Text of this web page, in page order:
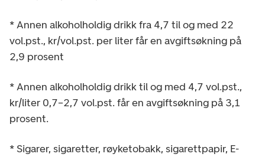
* Annen alkoholholdig drikk fra 4,7 til og med 22
vol.pst., kr/vol.pst. per liter får en avgiftsøkning på
2,9 prosent
* Annen alkoholholdig drikk til og med 4,7 vol.pst.,
kr/liter 0,7–2,7 vol.pst. får en avgiftsøkning på 3,1
prosent.
* Sigarer, sigaretter, røyketobakk, sigarettpapir, E-